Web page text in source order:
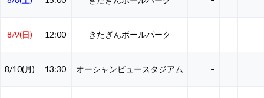
8/9(日) 12:00 きたぎんボールパーク –
8/10(月) 13:30 オーシャンビュースタジアム –